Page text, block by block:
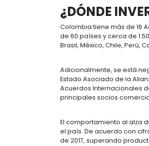
Estar en la
ambiente de
La política de
abierto y
Colombia está
y tiene la
La clase media
dinámica se ha